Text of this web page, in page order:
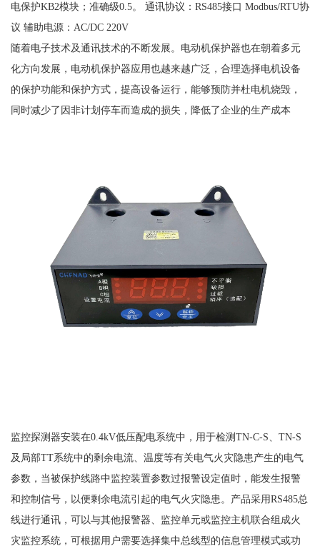
电保护KB2模块；准确级0.5。 通讯协议：RS485接口 Modbus/RTU协
议 辅助电源：AC/DC 220V
随着电子技术及通讯技术的不断发展。电动机保护器也在朝着多元
化方向发展，电动机保护器应用也越来越广泛，合理选择电机设备
的保护功能和保护方式，提高设备运行，能够预防并杜电机烧毁，
同时减少了因非计划停车而造成的损失，降低了企业的生产成本
监控探测器安装在0.4kV低压配电系统中，用于检测TN-C-S、TN-S
及局部TT系统中的剩余电流、温度等有关电气火灾隐患产生的电气
参数，当被保护线路中监控装置参数过报警设定值时，能发生报警
和控制信号，以便剩余电流引起的电气火灾隐患。产品采用RS485总
线进行通讯，可以与其他报警器、监控单元或监控主机联合组成火
灾监控系统，可根据用户需要选择集中总线型的信息管理模式或功